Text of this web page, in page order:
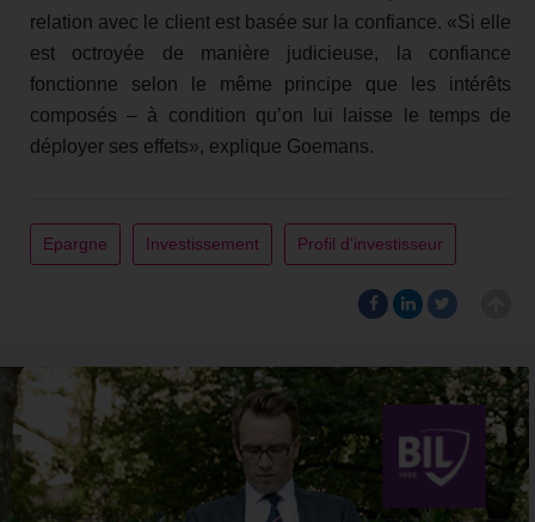
relation avec le client est basée sur la confiance. «Si elle
est octroyée de manière judicieuse, la confiance
fonctionne selon le même principe que les intérêts
composés – à condition qu’on lui laisse le temps de
déployer ses effets», explique Goemans.
Epargne Investissement Profil d'investisseur